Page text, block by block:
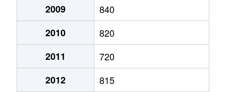
宮前２条
2,500万円
宮前２条
2,800万円
2009
840
2010
820
2011
720
2012
815